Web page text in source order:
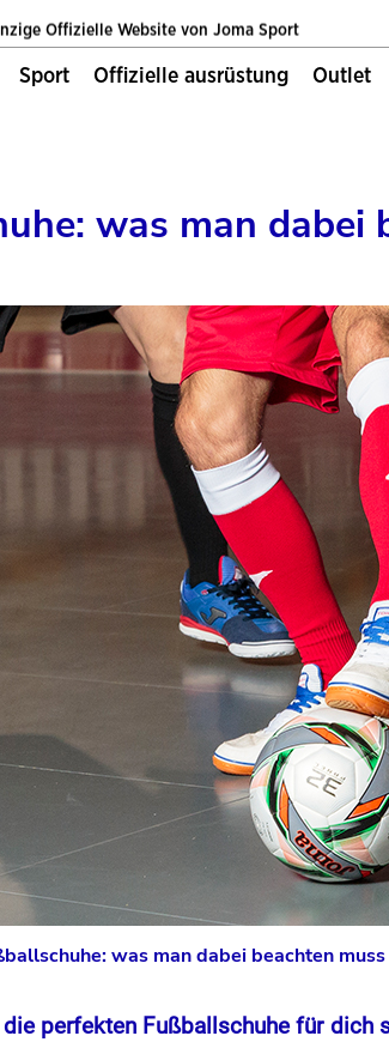
Offizielle Website von Joma Sport
Kosteloser versand ab 70€
sport offizielle ausrüstung
outlet
was man dabei
was man dabei beachten muss
perfekten Fußballschuhe für dich